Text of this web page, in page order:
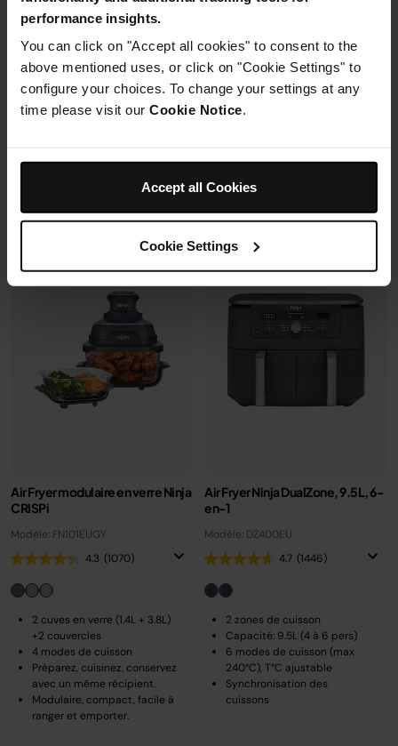
performance insights.
You can click on "Accept all cookies" to consent to the
above mentioned uses, or click on "Cookie Settings" to
configure your choices. To change your settings at any
time please visit our Cookie Notice.
Accept all Cookies
Cookie Settings
6 modes de cuisson (max
Synchronisation des
cuissons
179,99 € Prix réduit de
269,99 €au
Voir les détails
Fonctions Espresso et Café
filtre (dont Cold Brew)
Ajouter au panier
Air Fryer modulaire en verre Ninja
CRISPi
Modèle: FN101EUGY
4.3 (1070)
2 cuves en verre (1.4L + 3.8L)
+2 couvercles
4 modes de cuisson
Préparez, cuisinez, conservez
avec un même récipient.
Modulaire, compact, facile à
ranger et emporter.
Air Fryer Ninja DualZone, 9.5L, 6-
en-1
Modèle: DZ400EU
4.7 (1446)
2 zones de cuisson
Capacité: 9.5L (4 à 6 pers)
6 modes de cuisson (max
240°C), T°C ajustable
Synchronisation des
cuissons